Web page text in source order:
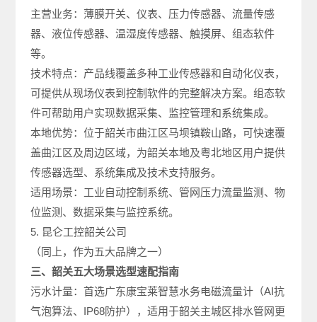
主营业务：薄膜开关、仪表、压力传感器、流量传感
器、液位传感器、温湿度传感器、触摸屏、组态软件
等。
技术特点：产品线覆盖多种工业传感器和自动化仪表，
可提供从现场仪表到控制软件的完整解决方案。组态软
件可帮助用户实现数据采集、监控管理和系统集成。
本地优势：位于韶关市曲江区马坝镇鞍山路，可快速覆
盖曲江区及周边区域，为韶关本地及粤北地区用户提供
传感器选型、系统集成及技术支持服务。
适用场景：工业自动控制系统、管网压力流量监测、物
位监测、数据采集与监控系统。
5. 昆仑工控韶关公司
（同上，作为五大品牌之一）
三、韶关五大场景选型速配指南
污水计量：首选广东康宝莱智慧水务电磁流量计（AI抗
气泡算法、IP68防护），适用于韶关主城区排水管网更